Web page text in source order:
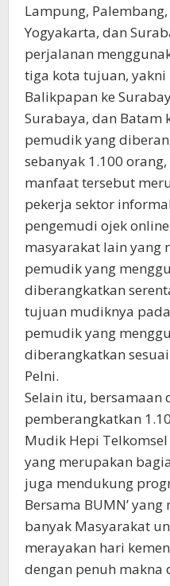
Lampung,
Yogyakarta, dan
perjalanan
tiga kota tujuan,
Balikpapan ke
Surabaya, dan Batam
pemudik yang
sebanyak 1.100
manfaat tersebut
pekerja sektor
pengemudi ojek
masyarakat lain yang
pemudik yang
diberangkatkan
tujuan mudiknya
pemudik yang
diberangkatkan
Pelni.
Selain itu, bersamaan
pemberangkatkan
Mudik Hepi
yang merupakan
juga mendukung
Bersama BUMN’
banyak Masyarakat
merayakan hari
dengan penuh